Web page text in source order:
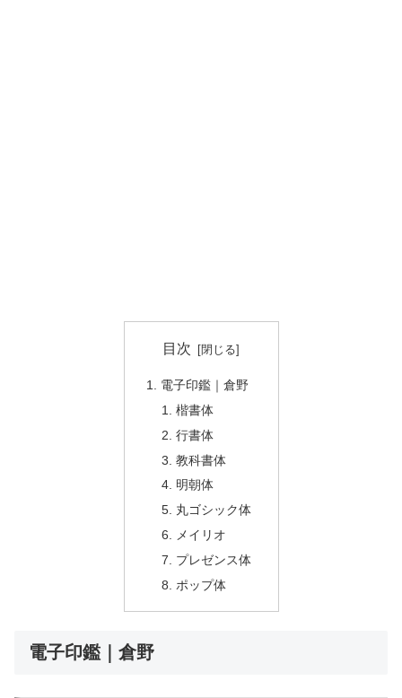
目次
電子印鑑｜倉野
楷書体
行書体
教科書体
明朝体
丸ゴシック体
メイリオ
プレゼンス体
ポップ体
電子印鑑｜倉野